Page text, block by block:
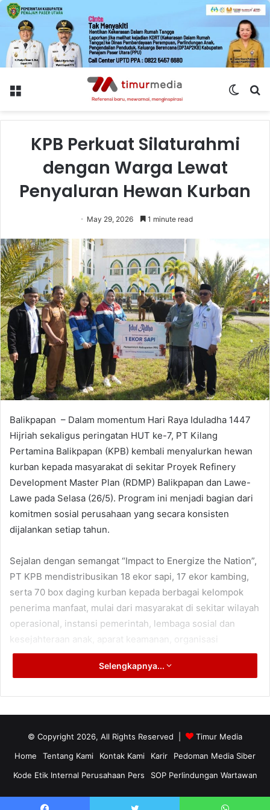
Menu
Switch
KPB Perkuat Silaturahmi
dengan Warga Lewat
Penyaluran Hewan Kurban
May 29, 2026 1 minute read
Balikpapan – Dalam momentum Hari Raya Iduladha 1447
Hijriah sekaligus peringatan HUT ke-7, PT Kilang
Pertamina Balikpapan (KPB) kembali menyalurkan hewan
kurban kepada masyarakat di sekitar Proyek Refinery
Development Master Plan (RDMP) Balikpapan dan Lawe-
Lawe pada Selasa (26/5). Program ini menjadi bagian dari
komitmen sosial perusahaan yang secara konsisten
dijalankan setiap tahun.
Sejalan dengan semangat “Impact to Energize the Nation”,
PT KPB mendistribusikan 18 ekor sapi, 17 ekor kambing,
serta 70 box daging kurban kepada berbagai kelompok
penerima manfaat, mulai dari masyarakat di sekitar wilayah
operasional, instansi pemerintah, lembaga sosial dan
kesejahteraan anak, aparat keamanan, organisasi
masyarakat, insan media, hingga serikat pekerja.
berbagi, kepedulian, dan kebersamaan antara perusahaan
dengan masyarakat.
hewan kurban, baik di Balikpapan maupun Penajam Paser
Utara,” ujarnya.
Selengkapnya...
© Copyright 2026, All Rights Reserved |
Timur Media
Home
Tentang Kami Kontak Kami Karir
Pedoman Media Siber
Kode Etik Internal Perusahaan Pers
SOP Perlindungan Wartawan